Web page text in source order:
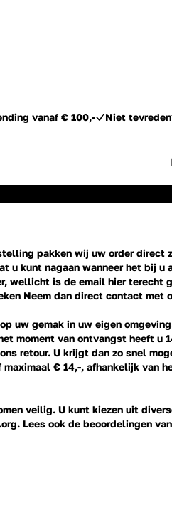
vanaf € 100,- Niet
pakken wij uw order direct
u kunt nagaan wanneer het bij u
wellicht is de email hier terecht
Neem dan direct contact met
uw gemak in uw eigen
moment van ontvangst heeft u
retour. U krijgt dan zo snel
€ 14,-, afhankelijk van
veilig. U kunt kiezen uit
Lees ook de beoordelingen